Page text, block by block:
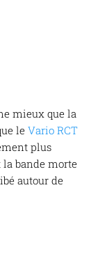
mieux que la
le Vario RCT
plus
bande morte
autour de